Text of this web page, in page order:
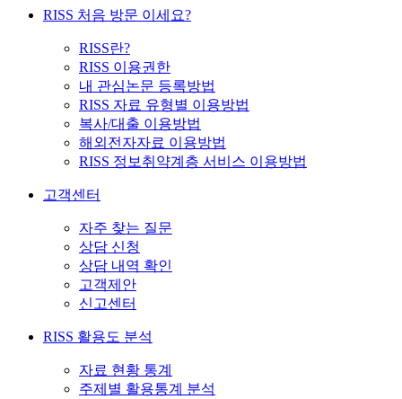
RISS 처음 방문 이세요?
RISS란?
RISS 이용권한
내 관심논문 등록방법
RISS 자료 유형별 이용방법
복사/대출 이용방법
해외전자자료 이용방법
RISS 정보취약계층 서비스 이용방법
고객센터
자주 찾는 질문
상담 신청
상담 내역 확인
고객제안
신고센터
RISS 활용도 분석
자료 현황 통계
주제별 활용통계 분석